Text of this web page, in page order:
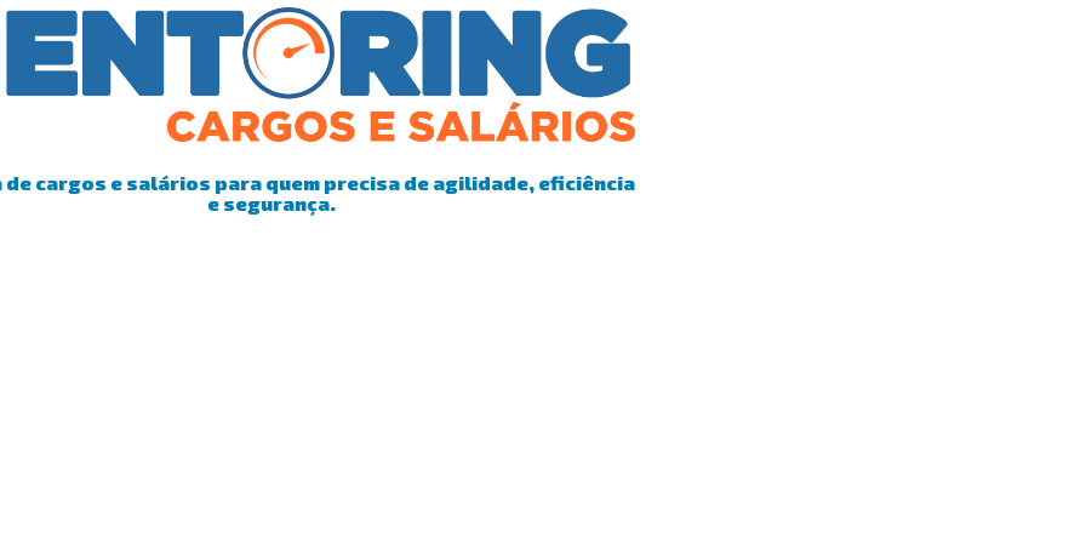
de cargos e salários para quem precisa de agilidade, eficiência
e segurança.